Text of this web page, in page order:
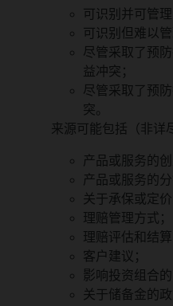
可识别并可管
可识别但难以
尽管采取了预
益冲突；
尽管采取了预
突。
来源可能包括（非详
产品或服务的创
产品或服务的分
关于承保或定
理赔管理方式；
理赔评估和结算
客户建议；
影响投资组合
关于储备金的政